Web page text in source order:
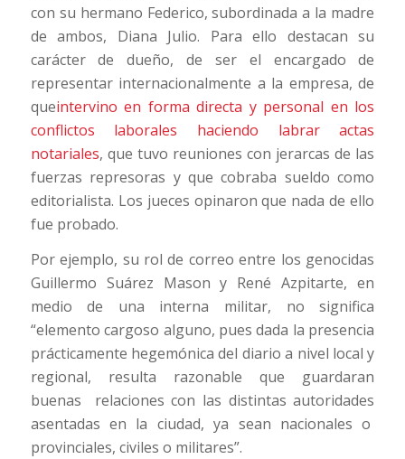
con su hermano Federico, subordinada a la madre
de ambos, Diana Julio. Para ello destacan su
carácter de dueño, de ser el encargado de
representar internacionalmente a la empresa, de
queintervino en forma directa y personal en los
conflictos laborales haciendo labrar actas
notariales, que tuvo reuniones con jerarcas de las
fuerzas represoras y que cobraba sueldo como
editorialista. Los jueces opinaron que nada de ello
fue probado.
Por ejemplo, su rol de correo entre los genocidas
Guillermo Suárez Mason y René Azpitarte, en
medio de una interna militar, no significa
“elemento cargoso alguno, pues dada la presencia
prácticamente hegemónica del diario a nivel local y
regional, resulta razonable que guardaran
buenas relaciones con las distintas autoridades
asentadas en la ciudad, ya sean nacionales o
provinciales, civiles o militares”.